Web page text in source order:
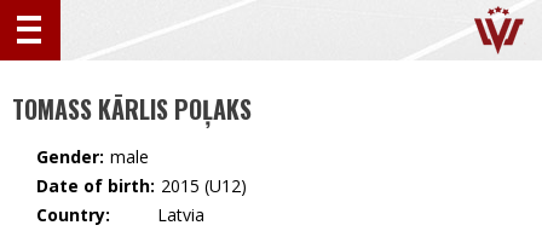
TOMASS KĀRLIS POĻAKS
Gender: male
Date of birth: 2015 (U12)
Country:
🇱🇻 Latvia